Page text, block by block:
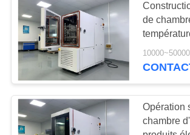
DEMANDEZ
UNE
CITATION
PLAN
DU
étuve électrique
de
d'humidité
Opération
chambre